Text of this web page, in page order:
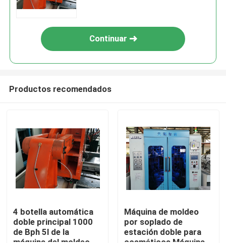
Hogar
Productos
Sobre nosotros
Continuar
Productos recomendados
4 botella automática
doble principal 1000
de Bph 5l de la
Máquina de moldeo
por soplado de
estación doble para